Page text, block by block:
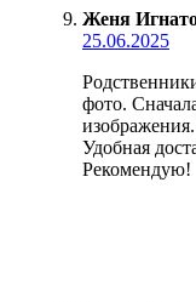
Женя
25.06.2025
фото.
Удобная
Рекомендую!